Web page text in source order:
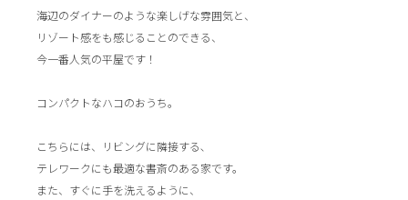
海辺のダイナーのような楽しげな雰囲気と、
リゾート感をも感じることのできる、
今一番人気の平屋です！
コンパクトなハコのおうち。
こちらには、リビングに隣接する､
テレワークにも最適な書斎のある家です。
また、すぐに手を洗えるように、